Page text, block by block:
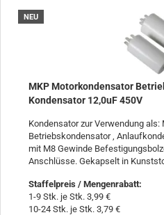
NEU
MKP Motorkondensator
Kondensator 12,0uF 450V
Kondensator zur Verwendung als:
Betriebskondensator ,
mit M8 Gewinde
Anschlüsse. Gekapselt in
Staffelpreis / Mengenrabatt:
1-9 Stk. je Stk. 3,99 €
10-24 Stk. je Stk. 3,79 €